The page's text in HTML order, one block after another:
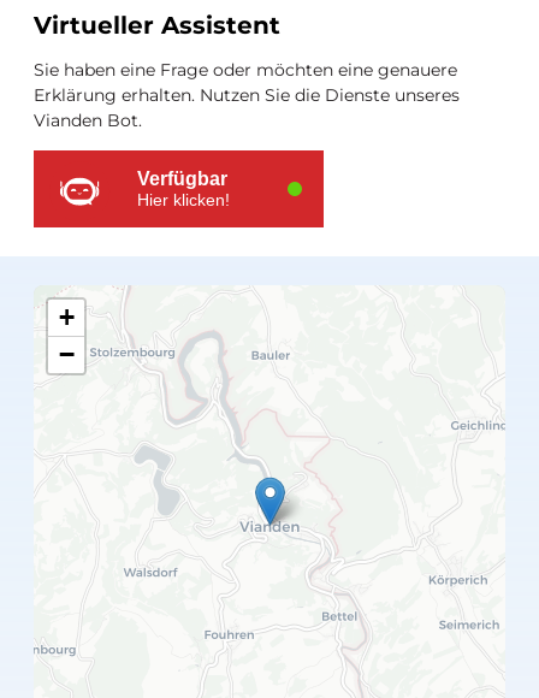
Zusätzliche
Ressourcen
Virtueller Assistent
Sie haben eine Frage oder möchten eine genauere
Erklärung erhalten. Nutzen Sie die Dienste unseres
Vianden Bot.
Verfügbar
Hier klicken!
+
−